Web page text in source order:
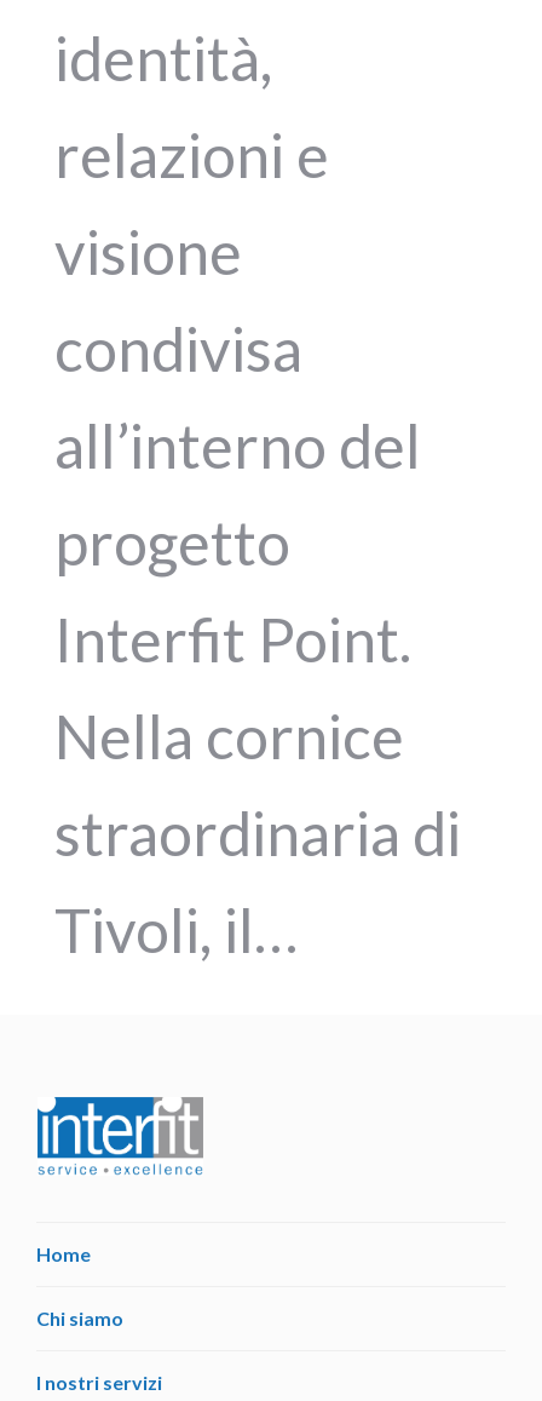
identità,
relazioni e
visione
condivisa
all’interno del
progetto
Interfit Point.
Nella cornice
straordinaria di
Tivoli, il…
Home
Chi siamo
I nostri servizi